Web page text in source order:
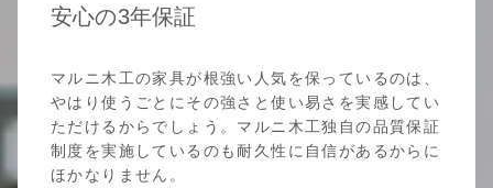
安心の3年保証
マルニ木工の家具が根強い人気を保っているのは、
やはり使うごとにその強さと使い易さを実感してい
ただけるからでしょう。マルニ木工独自の品質保証
制度を実施しているのも耐久性に自信があるからに
ほかなりません。